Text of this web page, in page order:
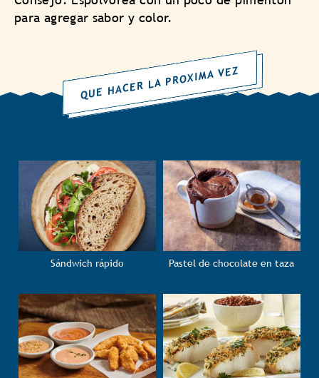
para agregar sabor y color.
QUE HACER LA PROXIMA VEZ
Sándwich rápido Pastel de chocolate en taza